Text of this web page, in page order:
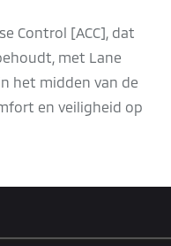
Control [ACC], dat
met Lane
het midden van de
en veiligheid op